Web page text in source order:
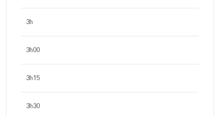
3h
3h00
3h15
3h30